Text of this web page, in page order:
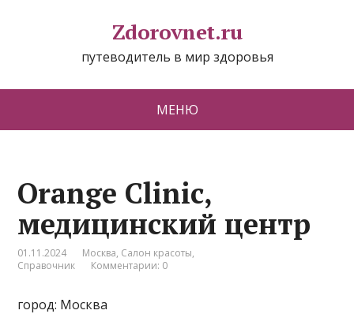
Zdorovnet.ru
путеводитель в мир здоровья
МЕНЮ
Orange Clinic,
медицинский центр
01.11.2024 Москва, Салон красоты,
Справочник
Комментарии: 0
город: Москва